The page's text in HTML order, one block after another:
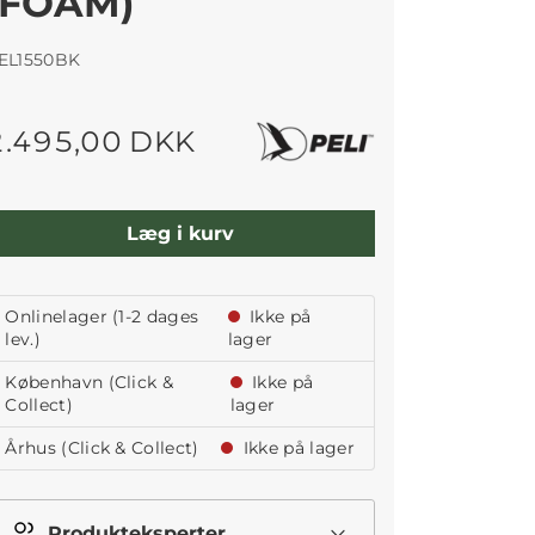
DKK
Læg i kurv
Onlinelager (1-2 dages
lev.)
Ikke på
lager
København (Click &
Collect)
Ikke på
lager
Århus (Click & Collect)
Ikke på lager